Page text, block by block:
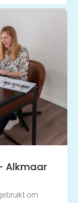
App
Alkmaar
om